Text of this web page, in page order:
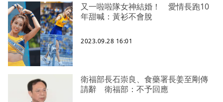
又一啦啦隊女神結婚！ 愛情長跑10
年甜喊：黃衫不會脫
2023.09.28 16:01
衛福部長石崇良、食藥署長姜至剛傳
請辭 衛福部：不予回應